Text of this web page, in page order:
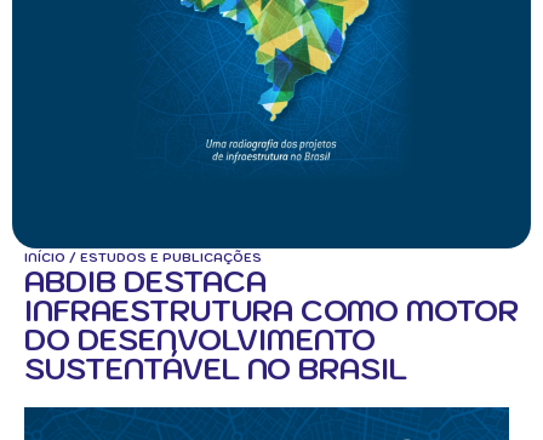
INÍCIO / ESTUDOS E PUBLICAÇÕES
ABDIB DESTACA
INFRAESTRUTURA COMO MOTOR
DO DESENVOLVIMENTO
SUSTENTÁVEL NO BRASIL